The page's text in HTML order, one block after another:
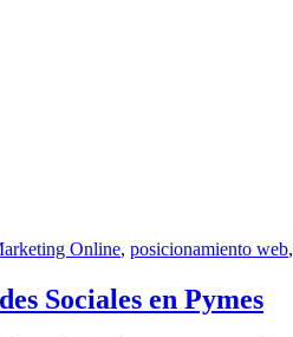
Online, posicionamiento web,
Sociales en Pymes